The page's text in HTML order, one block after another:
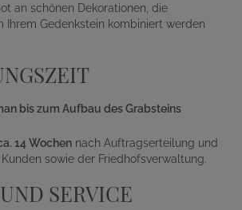
an schönen Dekorationen, die
Ihrem Gedenkstein kombiniert werden
bis zum Aufbau des Grabsteins
14 Wochen nach Auftragserteilung und
sowie der Friedhofsverwaltung.
SERVICE